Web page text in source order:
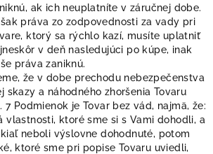
ak ich neuplatníte v záručnej dobe.
práva zo zodpovednosti za vady pri
ktorý sa rýchlo kazí, musíte uplatniť
v deň nasledujúci po kúpe, inak
práva zaniknú.
že v dobe prechodu nebezpečenstva
skazy a náhodného zhoršenia Tovaru
7Podmienok je Tovar bez vád, najmä, že:
vlastnosti, ktoré sme si s Vami dohodli, a
neboli výslovne dohodnuté, potom
ktoré sme pri popise Tovaru uviedli,